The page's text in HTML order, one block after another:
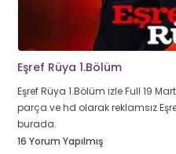
Eşref Rüya 1.Bölüm
Eşref Rüya 1.Bölüm izle Full 19
parça ve hd olarak reklamsız
burada.
16 Yorum Yapılmış